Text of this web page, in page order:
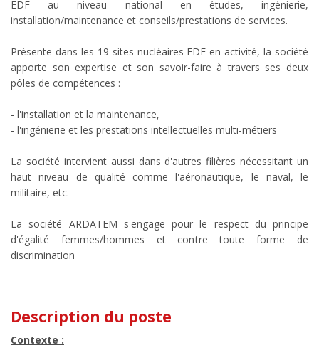
EDF au niveau national en études, ingénierie,
installation/maintenance et conseils/prestations de services.
Présente dans les 19 sites nucléaires EDF en activité, la société
apporte son expertise et son savoir-faire à travers ses deux
pôles de compétences :
- l'installation et la maintenance,
- l'ingénierie et les prestations intellectuelles multi-métiers
La société intervient aussi dans d'autres filières nécessitant un
haut niveau de qualité comme l'aéronautique, le naval, le
militaire, etc.
La société ARDATEM s'engage pour le respect du principe
d'égalité femmes/hommes et contre toute forme de
discrimination
Description du poste
Contexte :